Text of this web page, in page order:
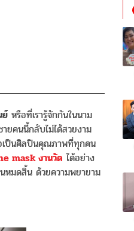
ย์ หรือที่เรารู้จักกันในนาม
ยคนนี้กลับไม่ได้สวยงาม
อเป็นศิลปินคุณภาพที่ทุกคน
mask งานวัด ได้อย่าง
หมดสิ้น ด้วยความพยายาม